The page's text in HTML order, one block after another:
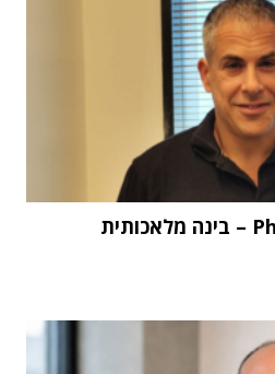
"העתיד הוא Physical AI – בינה מלאכותית